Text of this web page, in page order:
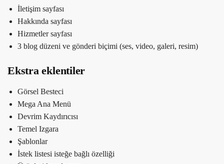
İletişim sayfası
Hakkında sayfası
Hizmetler sayfası
3 blog düzeni ve gönderi biçimi (ses, video, galeri, resim)
Ekstra eklentiler
Görsel Besteci
Mega Ana Menü
Devrim Kaydırıcısı
Temel Izgara
Şablonlar
İstek listesi isteğe bağlı özelliği